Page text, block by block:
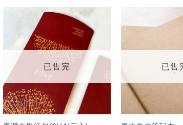
加入
「願
望輕
單」
已售完 已售